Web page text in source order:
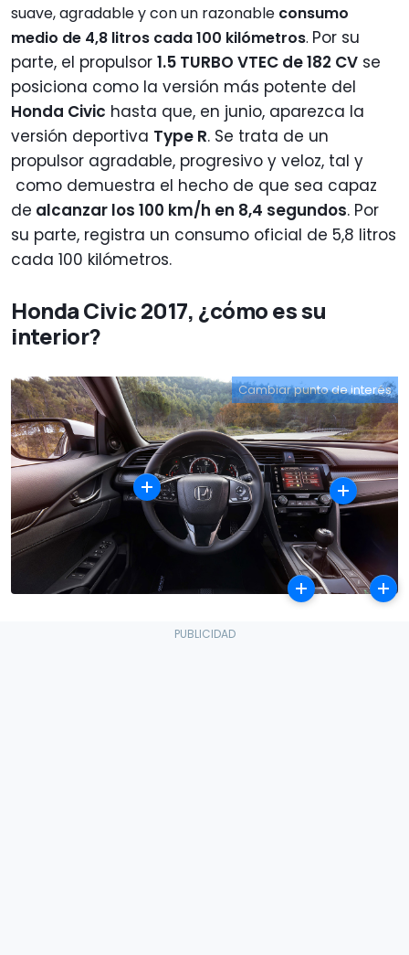
suave, agradable y con un razonable consumo
medio de 4,8 litros cada 100 kilómetros. Por su
parte, el propulsor 1.5 TURBO VTEC de 182 CV se
posiciona como la versión más potente del
Honda Civic hasta que, en junio, aparezca la
versión deportiva Type R. Se trata de un
propulsor agradable, progresivo y veloz, tal y
como demuestra el hecho de que sea capaz
de alcanzar los 100 km/h en 8,4 segundos. Por
su parte, registra un consumo oficial de 5,8 litros
cada 100 kilómetros.
Honda Civic 2017, ¿cómo es su
interior?
Cambiar punto de interés